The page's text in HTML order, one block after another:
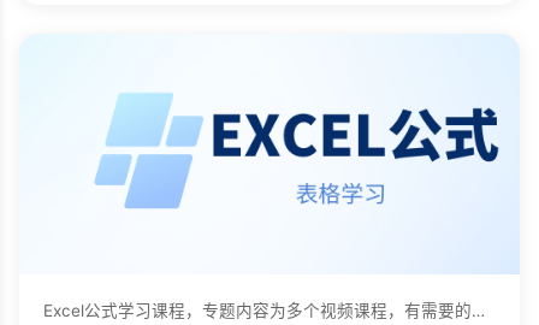
Excel公式学习课程，专题内容为多个视频课程，有需要的自己下载学习。...